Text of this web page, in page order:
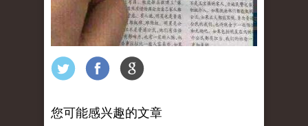
您可能感兴趣的文章